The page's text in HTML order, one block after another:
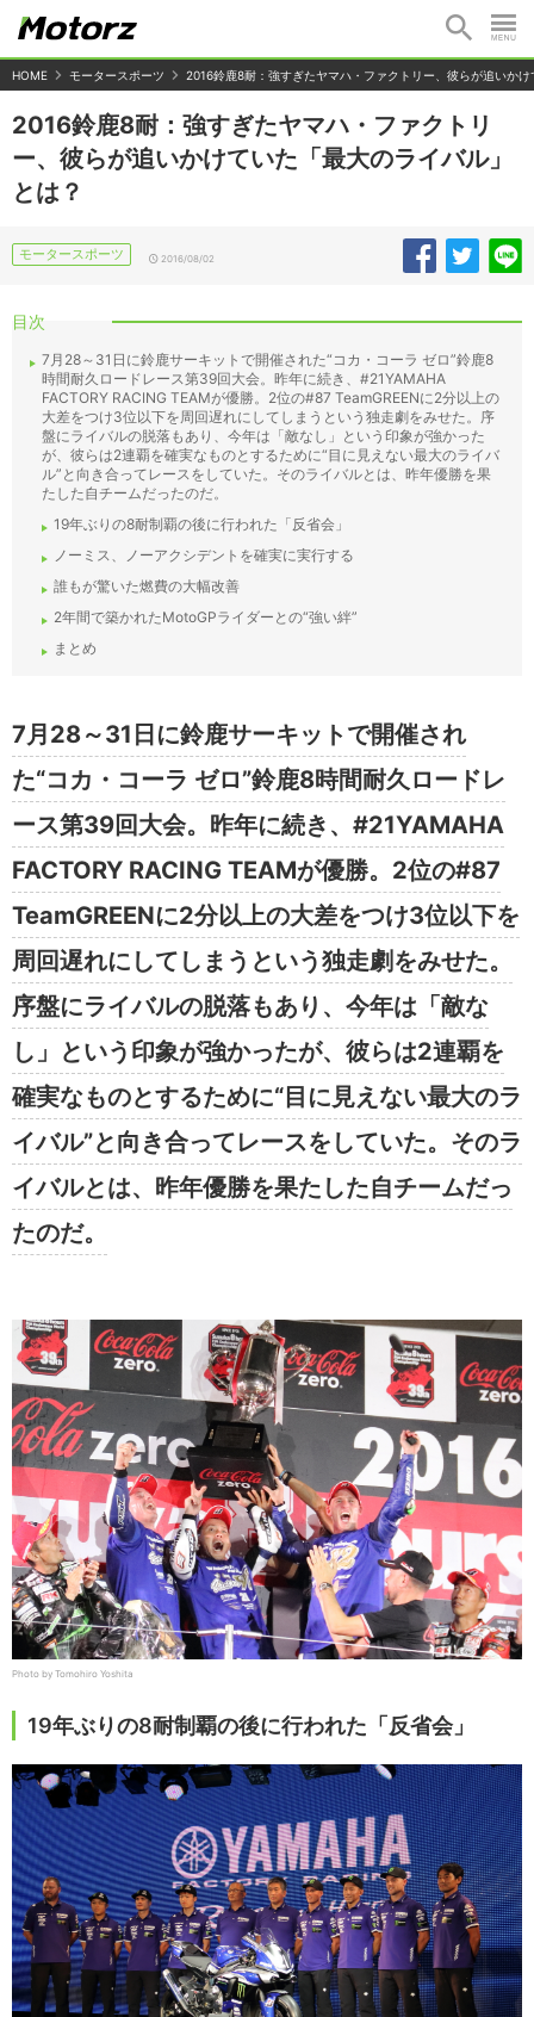
HOME モータースポーツ 2016鈴鹿8耐：強すぎたヤマハ・ファクトリー、彼らが追いか
2016鈴鹿8耐：強すぎたヤマハ・ファクトリ
ー、彼らが追いかけていた「最大のライバル」
とは？
モータースポーツ 2016/08/02
目次
7月28～31日に鈴鹿サーキットで開催された“コカ・コーラ ゼロ”鈴鹿8
時間耐久ロードレース第39回大会。昨年に続き、#21YAMAHA
FACTORY RACING TEAMが優勝。2位の#87 TeamGREENに2分以上の
大差をつけ3位以下を周回遅れにしてしまうという独走劇をみせた。序
盤にライバルの脱落もあり、今年は「敵なし」という印象が強かった
が、彼らは2連覇を確実なものとするために“目に見えない最大のライバ
ル”と向き合ってレースをしていた。そのライバルとは、昨年優勝を果
たした自チームだったのだ。
19年ぶりの8耐制覇の後に行われた「反省会」
ノーミス、ノーアクシデントを確実に実行する
誰もが驚いた燃費の大幅改善
2年間で築かれたMotoGPライダーとの“強い絆”
まとめ
7月28～31日に鈴鹿サーキットで開催され
た“コカ・コーラ ゼロ”鈴鹿8時間耐久ロードレ
ース第39回大会。昨年に続き、#21YAMAHA
FACTORY RACING TEAMが優勝。2位の#87
TeamGREENに2分以上の大差をつけ3位以下を
周回遅れにしてしまうという独走劇をみせた。
序盤にライバルの脱落もあり、今年は「敵な
し」という印象が強かったが、彼らは2連覇を
確実なものとするために“目に見えない最大のラ
イバル”と向き合ってレースをしていた。そのラ
イバルとは、昨年優勝を果たした自チームだっ
たのだ。
Photo by Tomohiro Yoshita
19年ぶりの8耐制覇の後に行われた「反省会」